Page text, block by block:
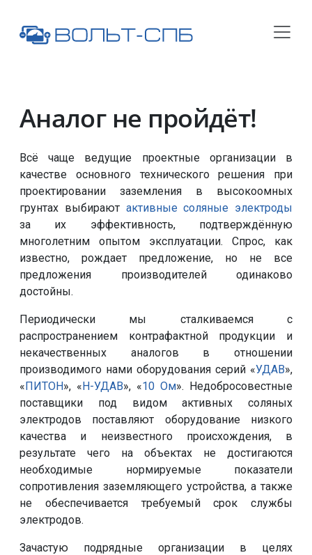
Аналог не пройдёт!
Всё чаще ведущие проектные организации в
качестве основного технического решения при
проектировании заземления в высокоомных
грунтах выбирают активные соляные электроды
за их эффективность, подтверждённую
многолетним опытом эксплуатации. Спрос, как
известно, рождает предложение, но не все
предложения производителей одинаково
достойны.
Периодически мы сталкиваемся с
распространением контрафактной продукции и
некачественных аналогов в отношении
производимого нами оборудования серий «УДАВ»,
«ПИТОН», «Н-УДАВ», «10 Ом». Недобросовестные
поставщики под видом активных соляных
электродов поставляют оборудование низкого
качества и неизвестного происхождения, в
результате чего на объектах не достигаются
необходимые нормируемые показатели
сопротивления заземляющего устройства, а также
не обеспечивается требуемый срок службы
электродов.
Зачастую подрядные организации в целях